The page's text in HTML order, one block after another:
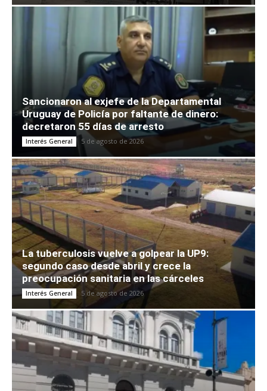
Sancionaron al exjefe de la Departamental
Uruguay de Policía por faltante de dinero:
decretaron 55 días de arresto
Interés General 5 de agosto de 2026
La tuberculosis vuelve a golpear la UP9:
segundo caso desde abril y crece la
preocupación sanitaria en las cárceles
Interés General 5 de agosto de 2026